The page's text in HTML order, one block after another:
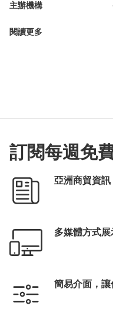
主辦機構
閱讀更多
訂閱每週免
亞洲商貿資
多媒體方式
簡易介面，